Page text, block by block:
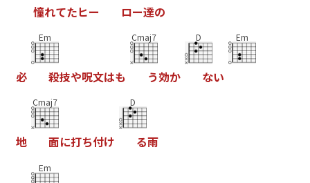
憧れてたヒー ロー達の
必
Em
殺技や呪文はも
Cmaj7
う効か
D
ない
Em
地
Cmaj7
面に打ち付け
D
る雨
Em